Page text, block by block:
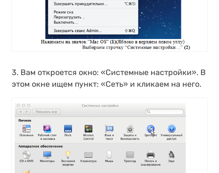
3. Вам откроется окно: «Системные настройки». В
этом окне ищем пункт: «Сеть» и кликаем на него.